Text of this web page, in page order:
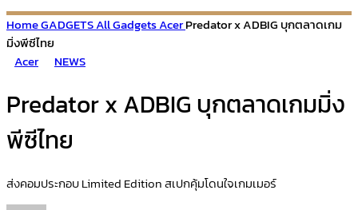
HomeGADGETSAll GadgetsAcerPredator x ADBIG บุกตลาดเกม
มิ่งพีซีไทย
Acer
NEWS
Predator x ADBIG บุกตลาดเกมมิ่ง
พีซีไทย
ส่งคอมประกอบ Limited Edition สเปกคุ้มโดนใจเกมเมอร์